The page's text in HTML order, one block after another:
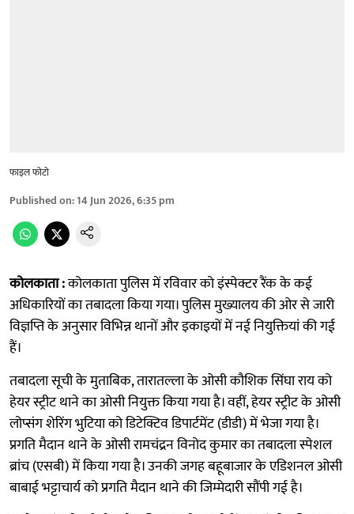
फाइल फोटो
Published on:14 Jun 2026, 6:35 pm
कोलकाता :कोलकाता पुलिस में रविवार को इंस्पेक्टर रैंक के कई
अधिकारियों का तबादला किया गया। पुलिस मुख्यालय की ओर से जारी
विज्ञप्ति के अनुसार विभिन्न थानों और इकाइयों में नई नियुक्तियां की गई
हैं।
तबादला सूची के मुताबिक, तारातल्ला के ओसी कौशिक सिंघा राय को
हेयर स्ट्रीट थाने का ओसी नियुक्त किया गया है। वहीं, हेयर स्ट्रीट के ओसी
लोप्संग शेरिंग भुटिया को डिटेक्टिव डिपार्टमेंट (डीडी) में भेजा गया है।
प्रगति मैदान थाने के ओसी रामचंद्रन विनोद कुमार का तबादला स्पेशल
ब्रांच (एसबी) में किया गया है। उनकी जगह बहूबाजार के एडिशनल ओसी
बाबाई भट्टाचार्य को प्रगति मैदान थाने की जिम्मेदारी सौंपी गई है।